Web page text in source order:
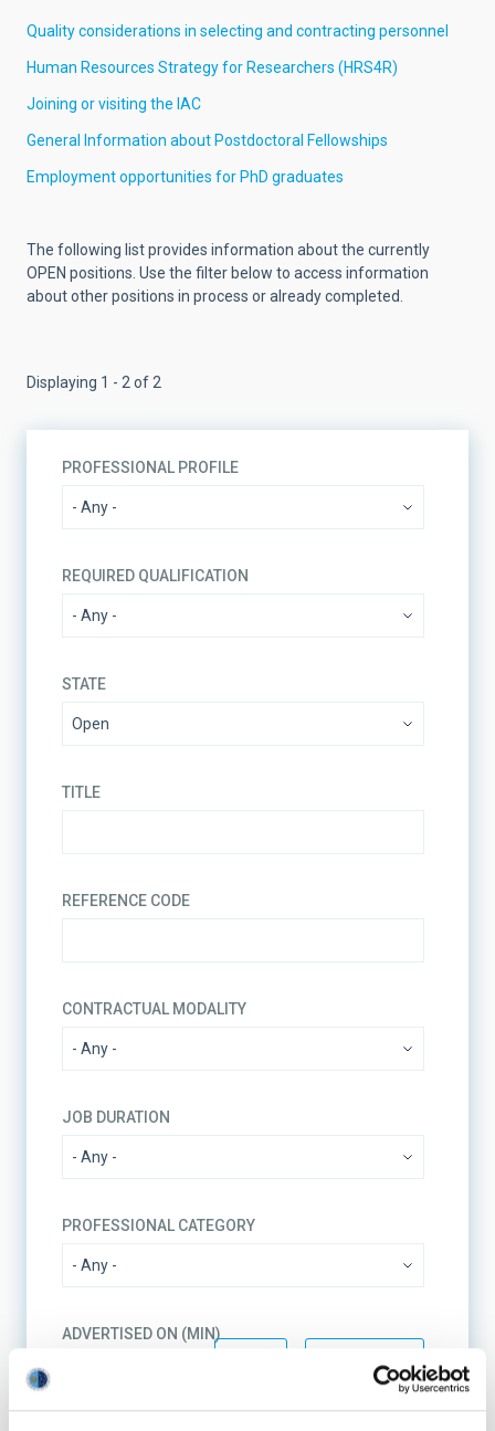
Quality considerations in selecting and contracting personnel
Human Resources Strategy for Researchers (HRS4R)
Joining or visiting the IAC
General Information about Postdoctoral Fellowships
Employment opportunities for PhD graduates
The following list provides information about the currently
OPEN positions. Use the filter below to access information
about other positions in process or already completed.
Displaying 1 - 2 of 2
PROFESSIONAL PROFILE
REQUIRED QUALIFICATION
STATE
TITLE
REFERENCE CODE
CONTRACTUAL MODALITY
JOB DURATION
PROFESSIONAL CATEGORY
ADVERTISED ON (MIN)